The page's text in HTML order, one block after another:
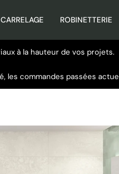
CARRELAGE ROBINETTERIE
à la hauteur de vos projets.
les commandes passées